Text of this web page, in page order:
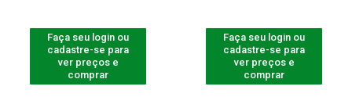
Faça seu login ou
cadastre-se para
ver preços e
comprar
Faça seu login ou
cadastre-se para
ver preços e
comprar